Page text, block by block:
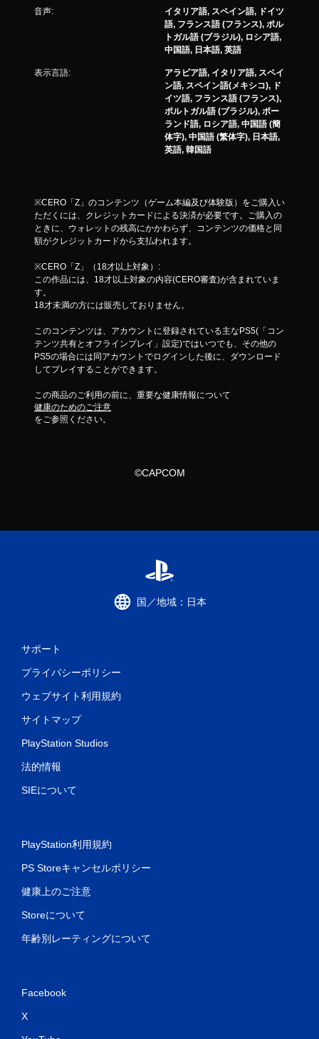
音声:
イタリア語, スペイン語, ドイツ
語, フランス語 (フランス), ポル
トガル語 (ブラジル), ロシア語,
中国語, 日本語, 英語
表示言語:
アラビア語, イタリア語, スペイ
ン語, スペイン語(メキシコ), ド
イツ語, フランス語 (フランス),
ポルトガル語 (ブラジル), ポー
ランド語, ロシア語, 中国語 (簡
体字), 中国語 (繁体字), 日本語,
英語, 韓国語
※CERO「Z」のコンテンツ（ゲーム本編及び体験版）をご購入い
ただくには、クレジットカードによる決済が必要です。ご購入の
ときに、ウォレットの残高にかかわらず、コンテンツの価格と同
額がクレジットカードから支払われます。
※CERO「Z」（18才以上対象）:
この作品には、18才以上対象の内容(CERO審査)が含まれていま
す。
18才未満の方には販売しておりません。
このコンテンツは、アカウントに登録されている主なPS5(「コン
テンツ共有とオフラインプレイ」設定)ではいつでも、その他の
PS5の場合には同アカウントでログインした後に、ダウンロード
してプレイすることができます。
この商品のご利用の前に、重要な健康情報について
健康のためのご注意
をご参照ください。
©CAPCOM
国／地域：日本
サポート
プライバシーポリシー
ウェブサイト利用規約
サイトマップ
PlayStation Studios
法的情報
SIEについて
PlayStation利用規約
PS Storeキャンセルポリシー
健康上のご注意
Storeについて
年齢別レーティングについて
Facebook
X